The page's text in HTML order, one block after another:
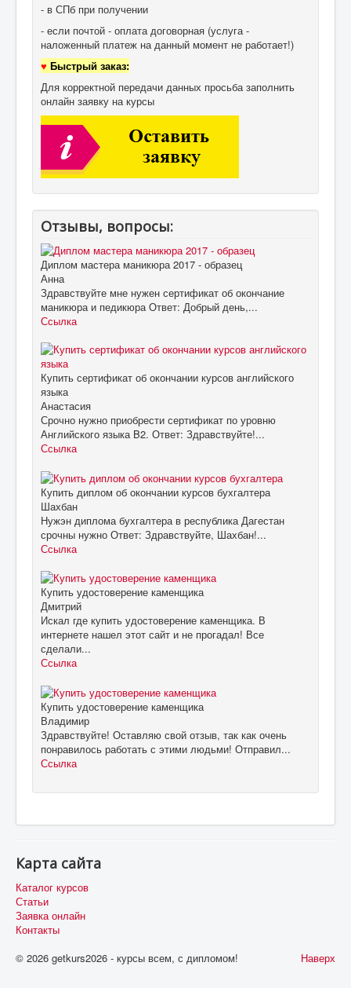
- в СПб при получении
- если почтой - оплата договорная (услуга -
наложенный платеж на данный момент не работает!)
♥ Быстрый заказ:
Для корректной передачи данных просьба заполнить
онлайн заявку на курсы
Отзывы, вопросы:
Диплом мастера маникюра 2017 - образец
Анна
Здравствуйте мне нужен сертификат об окончание
маникюра и педикюра Ответ: Добрый день,...
Ссылка
Купить сертификат об окончании курсов английского
языка
Анастасия
Срочно нужно приобрести сертификат по уровню
Английского языка B2. Ответ: Здравствуйте!...
Ссылка
Купить диплом об окончании курсов бухгалтера
Шахбан
Нужэн диплома бухгалтера в республика Дагестан
срочны нужно Ответ: Здравствуйте, Шахбан!...
Ссылка
Купить удостоверение каменщика
Дмитрий
Искал где купить удостоверение каменщика. В
интернете нашел этот сайт и не прогадал! Все
сделали...
Ссылка
Купить удостоверение каменщика
Владимир
Здравствуйте! Оставляю свой отзыв, так как очень
понравилось работать с этими людьми! Отправил...
Ссылка
Карта сайта
Каталог курсов
Статьи
Заявка онлайн
Контакты
Наверх
© 2026 getkurs2026 - курсы всем, с дипломом!